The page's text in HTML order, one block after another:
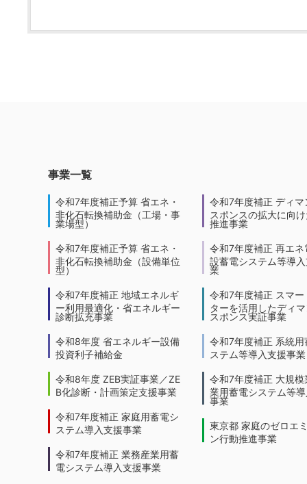
事業一覧
令和7年度補正予算 省エネ・
非化石転換補助金（工場・事
業場型）
令和7年度補正予算 省エネ・
非化石転換補助金（設備単位
型）
令和7年度補正 地域エネルギ
ー利用最適化・省エネルギー
診断拡充事業
令和8年度 省エネルギー設備
投資利子補給金
令和8年度 ZEB実証事業／ZE
B化診断・計画策定支援事業
令和7年度補正 家庭用蓄電シ
ステム導入支援事業
令和7年度補正 業務産業用蓄
電システム導入支援事業
令和7年度補正 ディマ
スポンスの拡大に向
推進事業
令和7年度補正 再エネ
設蓄電システム等導
業
令和7年度補正 スマー
ターを活用したディ
スポンス実証事業
令和7年度補正 系統用
ステム等導入支援事業
令和7年度補正 大規模
業用蓄電システム等
事業
東京都 家庭のゼロエ
ン行動推進事業